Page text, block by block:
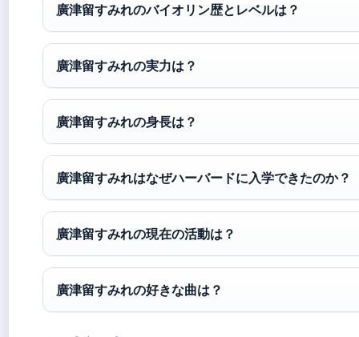
廣津留すみれのバイオリン歴とレベルは？
廣津留すみれの実力は？
廣津留すみれの身長は？
廣津留すみれはなぜハーバードに入学できたのか？
廣津留すみれの現在の活動は？
廣津留すみれの好きな曲は？